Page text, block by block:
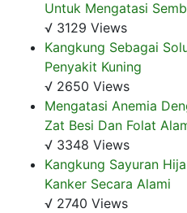
Untuk Mengatasi
√ 3129 Views
Kangkung Sebagai
Penyakit Kuning
√ 2650 Views
Mengatasi Anemia
Zat Besi Dan Folat
√ 3348 Views
Kangkung Sayuran
Kanker Secara Alami
√ 2740 Views